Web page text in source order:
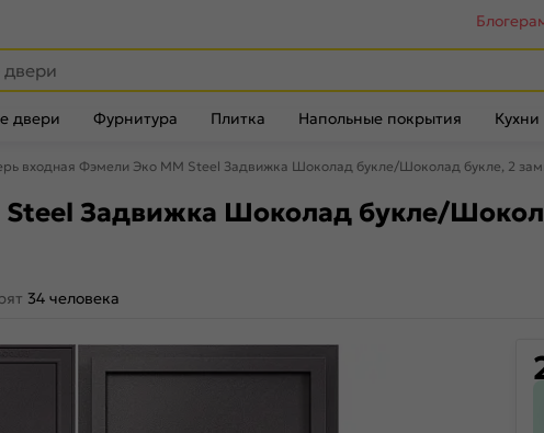
двери Фурнитура Плитка Напольные покрытия
входная Фэмели Эко ММ Steel Задвижка Шоколад букле/Шоколад букле, 2
Задвижка Шоколад букле/
34 человека